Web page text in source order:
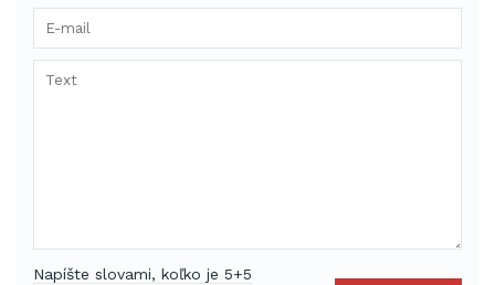
Napíšte slovami, koľko je 5+5